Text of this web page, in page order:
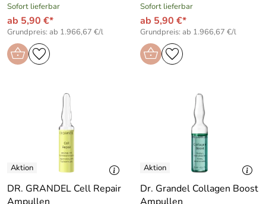
Sofort lieferbar
ab 5,90 €*
Grundpreis: ab 1.966,67 €/l
Sofort lieferbar
ab 5,90 €*
Grundpreis: ab 1.966,67 €/l
DR. GRANDEL Cell Repair
Dr. Grandel Collagen Boost